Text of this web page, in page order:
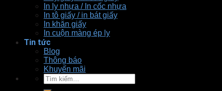
In ly nhựa / In cốc nhựa
In tô giấy / in bát giấy
In khăn giấy
In cuộn màng ép ly
Tin tức
Blog
Thông báo
Khuyến mãi
Tìm
kiếm: